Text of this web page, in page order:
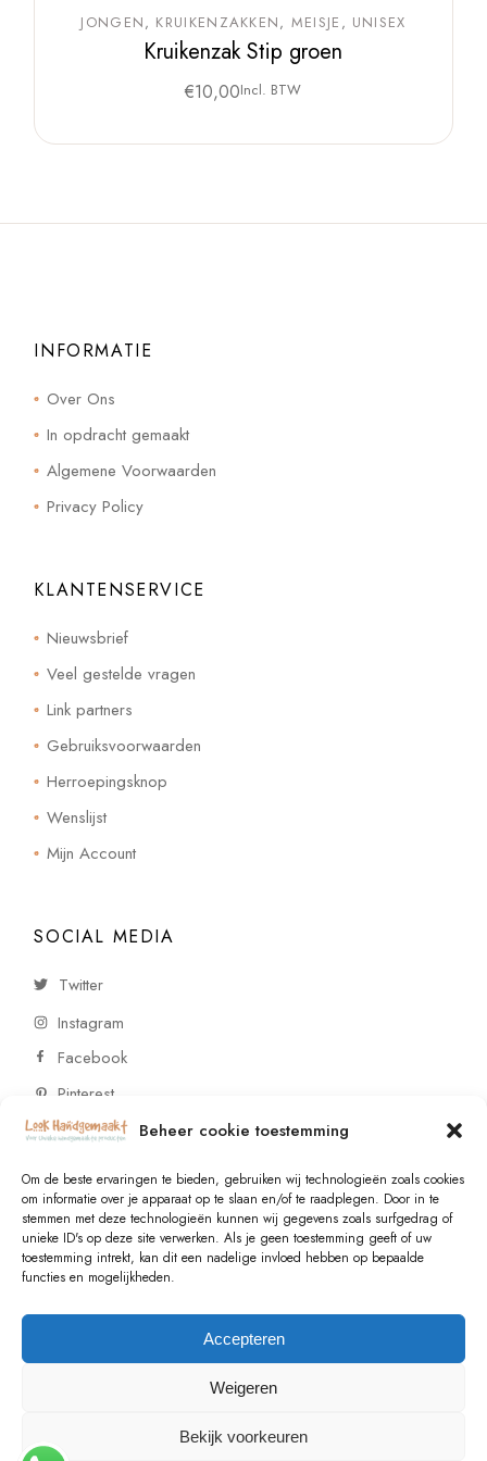
Beheer cookie toestemming
Om de beste ervaringen te bieden, gebruiken wij technologieën zoals cookies
om informatie over je apparaat op te slaan en/of te raadplegen. Door in te
stemmen met deze technologieën kunnen wij gegevens zoals surfgedrag of
unieke ID's op deze site verwerken. Als je geen toestemming geeft of uw
toestemming intrekt, kan dit een nadelige invloed hebben op bepaalde
functies en mogelijkheden.
Accepteren
Weigeren
Bekijk voorkeuren
JONGEN KRUIKENZAKKEN MEISJE UNISEX
Kruikenzak Stip groen
€10,00Incl. BTW
INFORMATIE
Over Ons
In opdracht gemaakt
Algemene Voorwaarden
Privacy Policy
KLANTENSERVICE
Nieuwsbrief
Veel gestelde vragen
Link partners
Gebruiksvoorwaarden
Herroepingsknop
Wenslijst
Mijn Account
SOCIAL MEDIA
Twitter
Instagram
Facebook
Pinterest
CONTACT
Vragen of wensen? Neem contact op!
+31 (0)6 229 021 29
© 2023 , All Rights Reserved